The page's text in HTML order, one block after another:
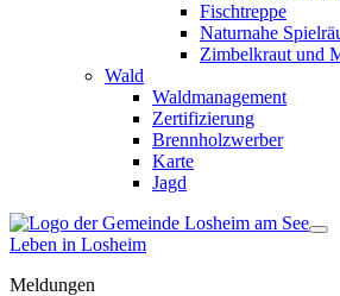
Fischtreppe
Naturnahe
Zimbelkraut und
Wald
Waldmanagement
Zertifizierung
Brennholzwerber
Karte
Jagd
Leben in Losheim
Meldungen